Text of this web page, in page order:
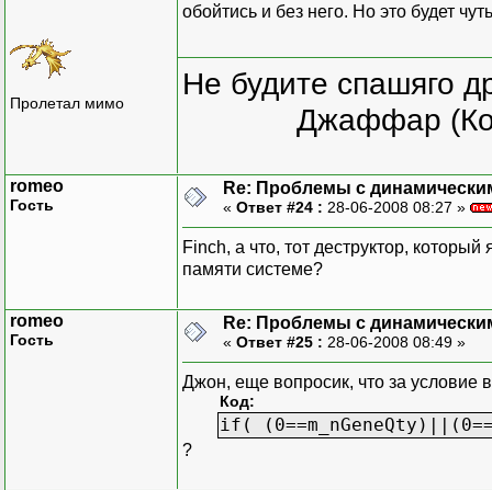
Пролетал мимо
обойтись и без него. Но это будет
Не будите спашяго
Джаффар
romeo
Гость
Re: Проблемы с
« Ответ #24 : 28-06-2008 08:27 »
Finch, а что, тот деструктор,
памяти системе?
romeo
Гость
Re: Проблемы с
« Ответ #25 : 28-06-2008 08:49 »
Джон, еще вопросик, что за условие
Код:
if(
?